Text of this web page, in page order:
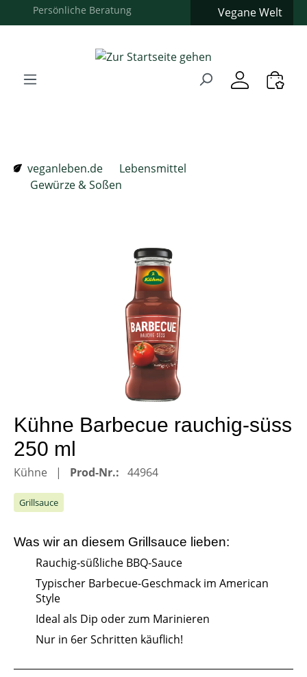
Zum Hauptinhalt springen
Zur Hauptnavigation springen
Vegane Welt
veganleben.de
Lebensmittel
Gewürze & Soßen
Bildergalerie überspringen
Kühne Barbecue rauchig-süss
250 ml
Kühne Prod-Nr.: 44964
Grillsauce
Was wir an diesem Grillsauce lieben:
Rauchig-süßliche BBQ-Sauce
Typischer Barbecue-Geschmack im American
Style
Ideal als Dip oder zum Marinieren
Nur in 6er Schritten käuflich!